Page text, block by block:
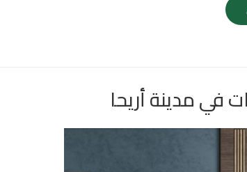
في مدينة أريحا